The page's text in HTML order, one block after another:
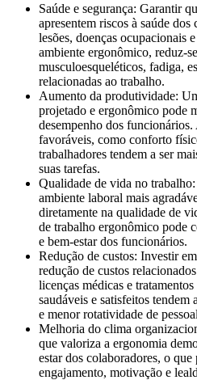
Saúde e segurança: Garantir
apresentem riscos à saúde
lesões, doenças ocupacionais
ambiente ergonômico, reduz-
musculoesqueléticos, fadiga,
relacionadas ao trabalho.
Aumento da produtividade:
projetado e ergonômico pode
desempenho dos
favoráveis, como conforto
trabalhadores tendem a ser
suas tarefas.
Qualidade de vida no
ambiente laboral mais
diretamente na qualidade de
de trabalho ergonômico pode
e bem-estar dos funcionários.
Redução de custos: Investir
redução de custos
licenças médicas e
saudáveis e satisfeitos tendem
e menor rotatividade de
Melhoria do clima
que valoriza a ergonomia
estar dos colaboradores, o
engajamento, motivação e